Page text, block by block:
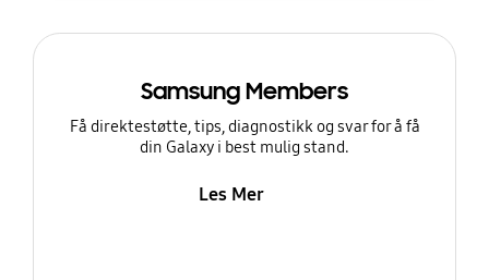
Samsung Members
Få direktestøtte, tips, diagnostikk og svar for å få
din Galaxy i best mulig stand.
Les Mer